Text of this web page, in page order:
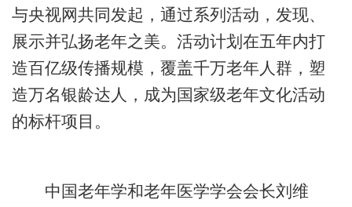
与央视网共同发起，通过系列活动，发现、
展示并弘扬老年之美。活动计划在五年内打
造百亿级传播规模，覆盖千万老年人群，塑
造万名银龄达人，成为国家级老年文化活动
的标杆项目。
中国老年学和老年医学学会会长刘维